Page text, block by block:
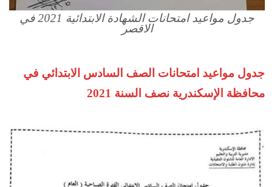
جدول مواعيد امتحانات الشهادة الابتدائية 2021 في
الاقصر
جدول مواعيد امتحانات الصف السادس الابتدائي في
محافظة الإسكندرية نصف السنة 2021